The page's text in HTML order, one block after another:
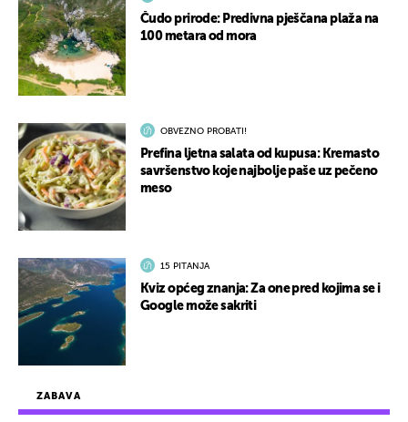
ZABAVA
Čudo prirode: Predivna pješčana plaža na
100 metara od mora
OBVEZNO PROBATI!
Prefina ljetna salata od kupusa: Kremasto
savršenstvo koje najbolje paše uz pečeno
meso
15 PITANJA
Kviz općeg znanja: Za one pred kojima se i
Google može sakriti